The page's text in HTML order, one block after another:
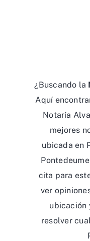
¿Buscando la
Aquí
Notaría
mejores
ubicada en
cita para
ver
ubicación
resolver